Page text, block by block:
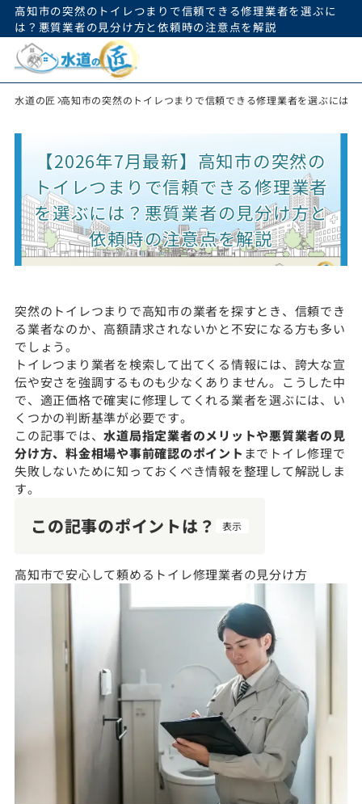
高知市の突然のトイレつまりで信頼できる修理業者を選ぶに
は？悪質業者の見分け方と依頼時の注意点を解説
水道の匠 高知市の突然のトイレつまりで信頼できる修理業者を選ぶには
【2026年7月最新】高知市の突然の
トイレつまりで信頼できる修理業者
を選ぶには？悪質業者の見分け方と
依頼時の注意点を解説
突然のトイレつまりで高知市の業者を探すとき、信頼でき
る業者なのか、高額請求されないかと不安になる方も多い
でしょう。
トイレつまり業者を検索して出てくる情報には、誇大な宣
伝や安さを強調するものも少なくありません。こうした中
で、適正価格で確実に修理してくれる業者を選ぶには、い
くつかの判断基準が必要です。
この記事では、水道局指定業者のメリットや悪質業者の見
分け方、料金相場や事前確認のポイント までトイレ修理で
失敗しないために知っておくべき情報を整理して解説しま
す。
この記事のポイントは？ 表示
高知市で安心して頼めるトイレ修理業者の見分け方